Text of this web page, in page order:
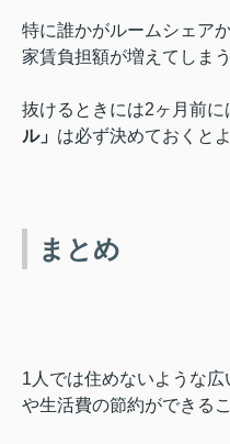
特に誰かがルームシェア
家賃負担額が増えてしまう
抜けるときには2ヶ月前
ル」 は必ず決めておくと
まとめ
1人では住めないような
や生活費の節約ができる